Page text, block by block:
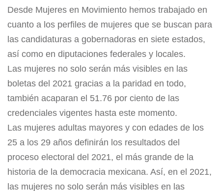
Desde Mujeres en Movimiento hemos trabajado en
cuanto a los perfiles de mujeres que se buscan para
las candidaturas a gobernadoras en siete estados,
así como en diputaciones federales y locales.
Las mujeres no solo serán más visibles en las
boletas del 2021 gracias a la paridad en todo,
también acaparan el 51.76 por ciento de las
credenciales vigentes hasta este momento.
Las mujeres adultas mayores y con edades de los
25 a los 29 años definirán los resultados del
proceso electoral del 2021, el más grande de la
historia de la democracia mexicana. Así, en el 2021,
las mujeres no solo serán más visibles en las